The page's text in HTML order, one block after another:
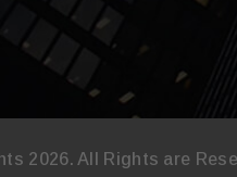
2026. All Rights are